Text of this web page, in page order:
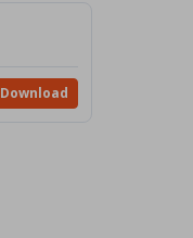
Download